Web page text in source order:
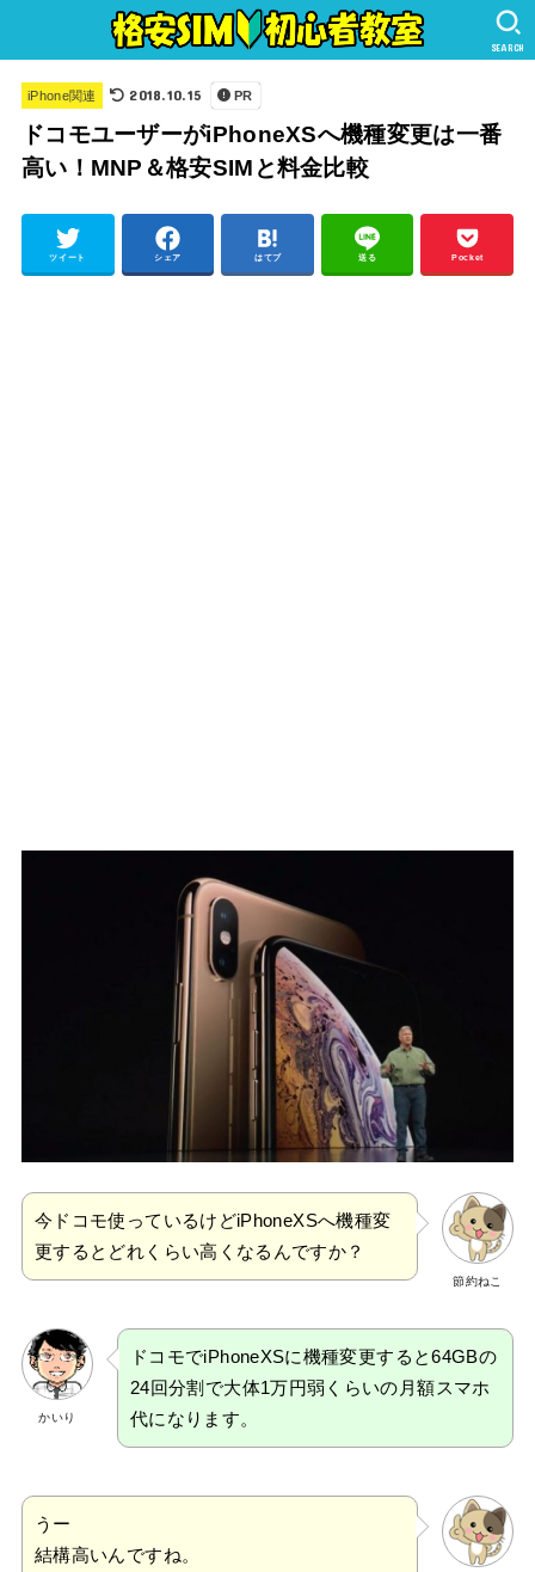
SEARCH
iPhone関連 2018.10.15 PR
ドコモユーザーがiPhoneXSへ機種変更は一番
高い！MNP＆格安SIMと料金比較
ツイート シェア はてブ 送る Pocket
節約ねこ
今ドコモ使っているけどiPhoneXSへ機種変
更するとどれくらい高くなるんですか？
かいり
ドコモでiPhoneXSに機種変更すると64GBの
24回分割で大体1万円弱くらいの月額スマホ
代になります。
うー
結構高いんですね。